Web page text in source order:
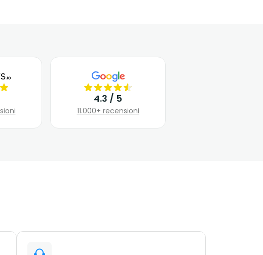
4.3 / 5
11.000+ recensioni